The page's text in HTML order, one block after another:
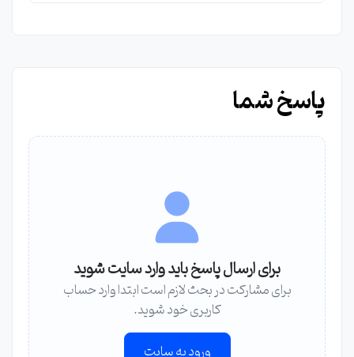
پاسخ شما
برای ارسال پاسخ باید وارد سایت شوید
برای مشارکت در بحث لازم است ابتدا وارد حساب
کاربری خود شوید.
ورود به سایت